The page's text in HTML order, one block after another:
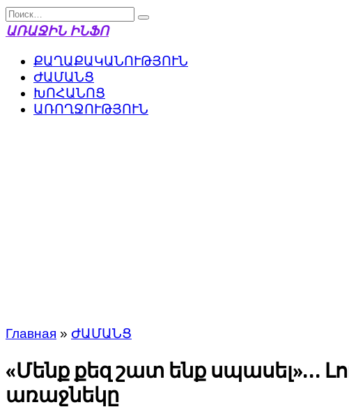
Перейти
к
Search
for:
ԱՌԱՋԻՆ ԻՆՖՈ
ՔԱՂԱՔԱԿԱՆՈՒԹՅՈՒՆ
ԺԱՄԱՆՑ
ԽՈՀԱՆՈՑ
ԱՌՈՂՋՈՒԹՅՈՒՆ
Главная » ԺԱՄԱՆՑ
«Մենք քեզ շատ ենք սպասել»…
առաջնեկը